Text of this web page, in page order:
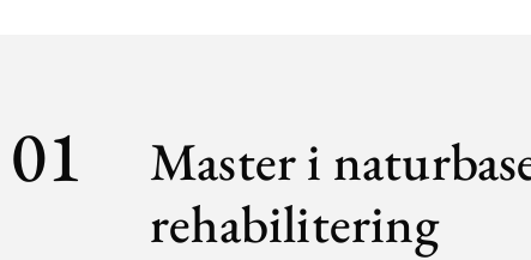
01
Master i
rehabilitering